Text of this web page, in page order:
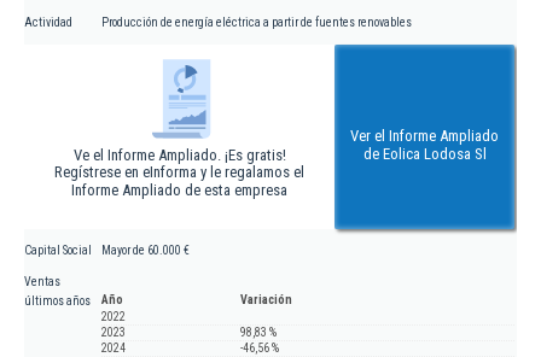
Actividad Producción de energía eléctrica a partir de fuentes renovables
Ve el Informe Ampliado. ¡Es gratis!
Regístrese en eInforma y le regalamos el
Informe Ampliado de esta empresa
Ver el Informe Ampliado
de Eolica Lodosa Sl
Capital Social Mayor de 60.000 €
Ventas
últimos años
Año
Variación
2022
2023
98,83 %
2024
-46,56 %